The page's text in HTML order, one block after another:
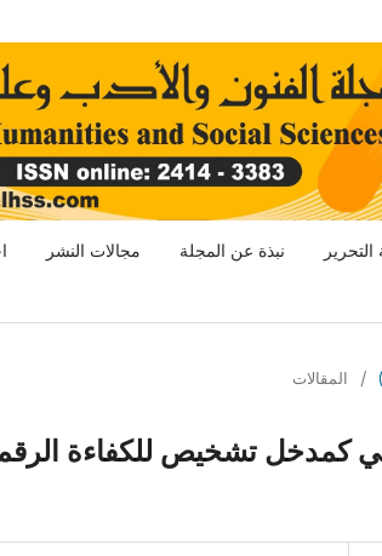
التحرير نبذة عن المجلة مجالات النشر
/ المقالات
كمدخل تشخيص للكفاءة